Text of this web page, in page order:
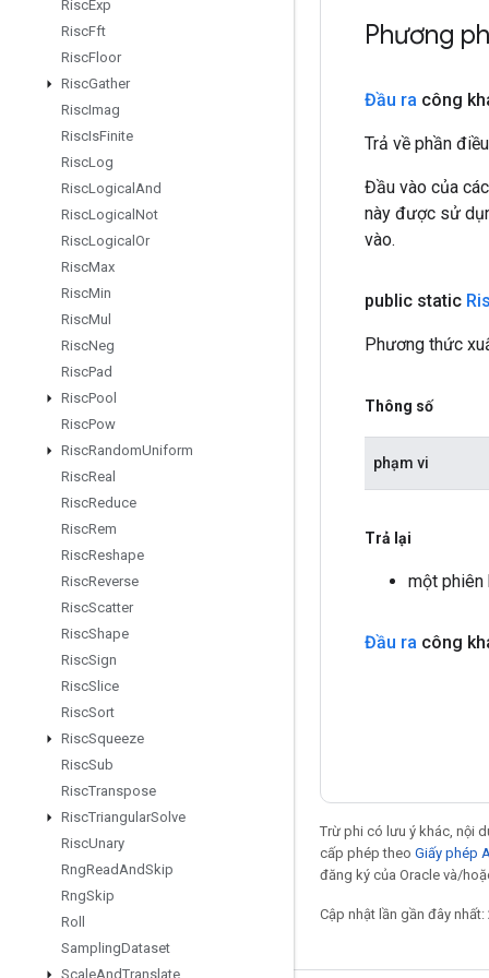
RiscExp
RiscFft
RiscFloor
RiscGather
RiscImag
RiscIsFinite
RiscLog
RiscLogical And
RiscLogical Not
RiscLogical Or
RiscMax
RiscMin
RiscMul
RiscNeg
RiscPad
RiscPool
RiscPow
RiscRandomUniform
RiscReal
RiscReduce
RiscRem
RiscReshape
RiscReverse
RiscScatter
RiscShape
RiscSign
RiscSlice
RiscSort
RiscSqueeze
RiscSub
RiscTranspose
RiscTriangularSolve
RiscUnary
RngReadAndSkip
RngSkip
Roll
SamplingDataset
ScaleAndTranslate
Phương
Đầu ra công
Trả về phần
Đầu vào của
này được sử
vào.
public static
Phương thức
Thông số
phạm vi
Trả lại
một phiên
Đầu ra công
Trừ phi có lưu ý khác, nội
cấp phép theo Giấy phép
đăng ký của Oracle và/
Cập nhật lần gần đây nhất: